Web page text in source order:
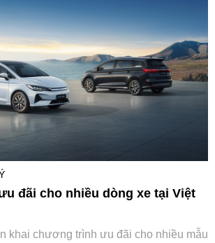
đãi cho nhiều dòng xe tại Việt
khai chương trình ưu đãi cho nhiều mẫu